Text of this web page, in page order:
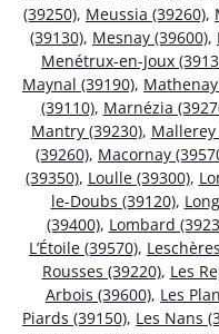
(39250), Meussia (39260),
(39130), Mesnay (39600),
Menétrux-en-Joux
Maynal (39190),
(39110), Marnézia
Mantry (39230), Mallerey
(39260), Macornay
(39350), Loulle (39300),
le-Doubs (39120),
(39400), Lombard
L’Étoile (39570),
Rousses (39220), Les
Arbois (39600), Les
Piards (39150), Les Nans